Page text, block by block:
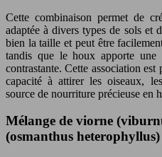
Cette combinaison permet de
adaptée à divers types de sols et
bien la taille et peut être
tandis que le houx apporte
contrastante. Cette association
capacité à attirer les oiseaux,
source de nourriture précieuse en
Mélange de viorne
(osmanthus heterophyllus)